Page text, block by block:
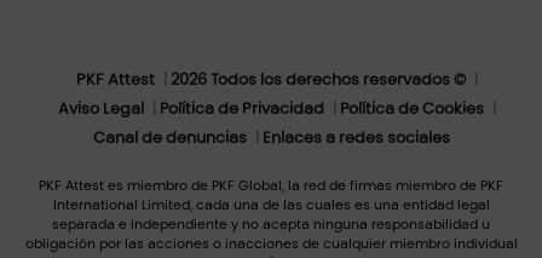
PKF Attest
2026 Todos los derechos reservados ©
Aviso Legal
Política de Privacidad
Política de Cookies
Canal de denuncias
Enlaces a redes sociales
PKF Attest es miembro de PKF Global, la red de firmas miembro de PKF
International Limited, cada una de las cuales es una entidad legal
separada e independiente y no acepta ninguna responsabilidad u
obligación por las acciones o inacciones de cualquier miembro individual